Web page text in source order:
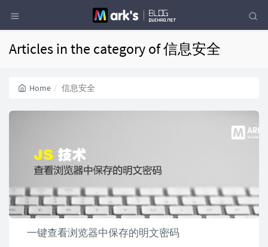
Articles in the category of 信息安全
Home 信息安全
一键查看浏览器中保存的明文密码